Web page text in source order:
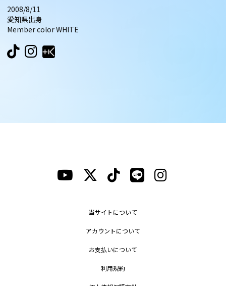
2008/8/11
愛知県出身
Member color WHITE
当サイトについて
アカウントについて
お支払いについて
利用規約